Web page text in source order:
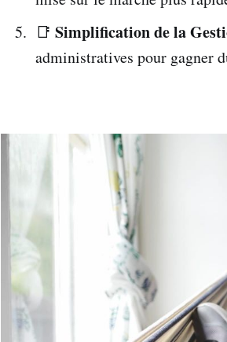
📑 Simplification de la
administratives pour gagner